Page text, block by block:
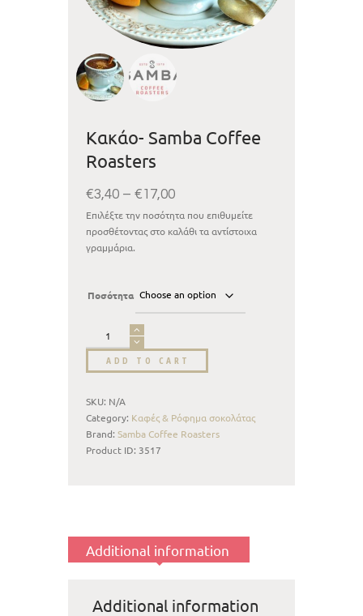
Κακάο- Samba Coffee
Roasters
€3,40 – €17,00
Επιλέξτε την ποσότητα που επιθυμείτε
προσθέτοντας στο καλάθι τα αντίστοιχα
γραμμάρια.
Ποσότητα
ADD TO CART
SKU: N/A
Category: Καφές & Ρόφημα σοκολάτας
Brand: Samba Coffee Roasters
Product ID: 3517
Additional information
Additional information